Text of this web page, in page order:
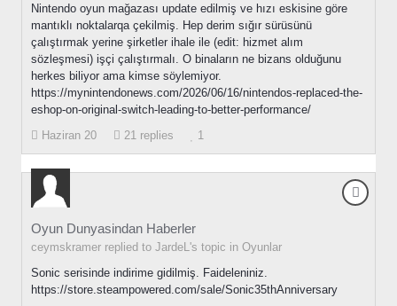
Nintendo oyun mağazası update edilmiş ve hızı eskisine göre
mantıklı noktalarqa çekilmiş. Hep derim sığır sürüsünü
çalıştırmak yerine şirketler ihale ile (edit: hizmet alım
sözleşmesi) işçi çalıştırmalı. O binaların ne bizans olduğunu
herkes biliyor ama kimse söylemiyor.
https://mynintendonews.com/2026/06/16/nintendos-replaced-the-
eshop-on-original-switch-leading-to-better-performance/
Haziran 20
21 replies 1
Oyun Dunyasindan Haberler
ceymskramer replied to JardeL's topic in Oyunlar
Sonic serisinde indirime gidilmiş. Faideleniniz.
https://store.steampowered.com/sale/Sonic35thAnniversary